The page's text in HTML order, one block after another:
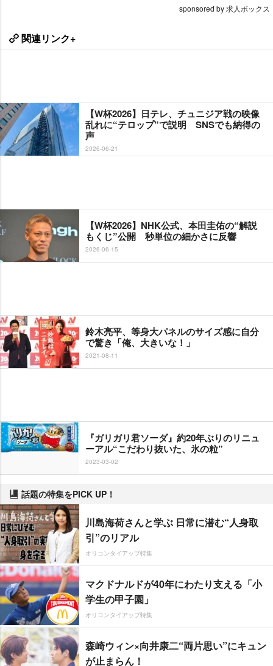
sponsored by 求人ボックス
関連リンク+
【W杯2026】日テレ、チュニジア戦の映像
乱れに“テロップ”で説明 SNSでも納得の
声
2026-06-21
【W杯2026】NHK公式、本田圭佑の“解説
もくじ”公開 秒単位の細かさに反響
2026-06-15
鈴木亮平、等身大パネルのサイズ感に自分
で驚き「俺、大きいな！」
2021-08-11
『ガリガリ君ソーダ』約20年ぶりのリニュ
ーアル“こだわり抜いた、氷の粒”
2023-03-02
話題の特集をPICK UP！
川島海荷さんと学ぶ 日常に潜む“人身取
引”のリアル
オリコンタイアップ特集
マクドナルドが40年にわたり支える「小
学生の甲子園」
オリコンタイアップ特集
森崎ウィン×向井康二“両片思い”にキュン
が止まらん！